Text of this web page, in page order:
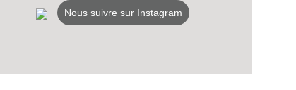
Nous suivre sur Instagram